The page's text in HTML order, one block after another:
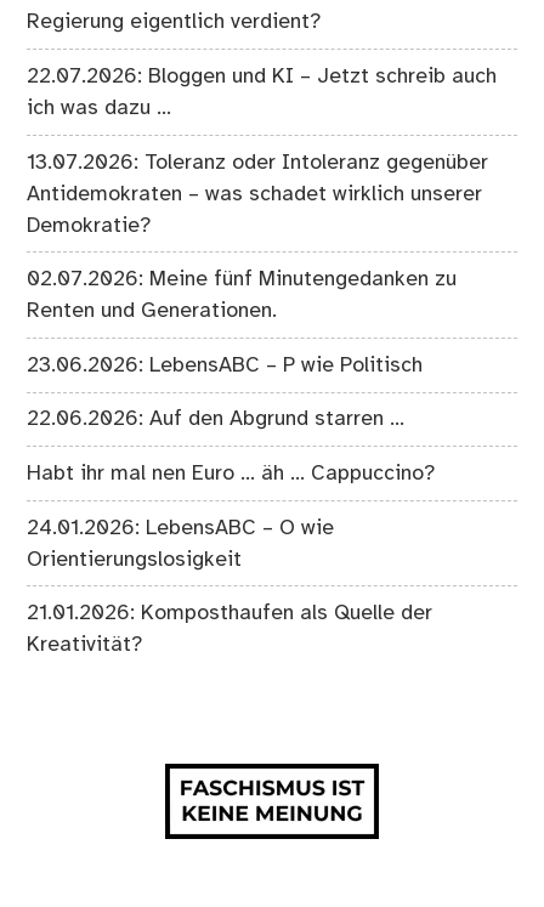
Regierung eigentlich verdient?
22.07.2026: Bloggen und KI – Jetzt schreib auch
ich was dazu …
13.07.2026: Toleranz oder Intoleranz gegenüber
Antidemokraten – was schadet wirklich unserer
Demokratie?
02.07.2026: Meine fünf Minutengedanken zu
Renten und Generationen.
23.06.2026: LebensABC – P wie Politisch
22.06.2026: Auf den Abgrund starren …
Habt ihr mal nen Euro … äh … Cappuccino?
24.01.2026: LebensABC – O wie
Orientierungslosigkeit
21.01.2026: Komposthaufen als Quelle der
Kreativität?